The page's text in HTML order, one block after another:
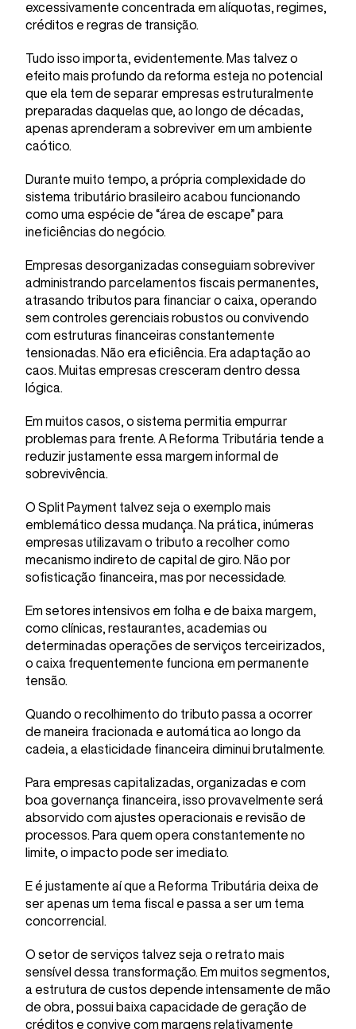
excessivamente concentrada em alíquotas, regimes,
créditos e regras de transição.
Tudo isso importa, evidentemente. Mas talvez o
efeito mais profundo da reforma esteja no potencial
que ela tem de separar empresas estruturalmente
preparadas daquelas que, ao longo de décadas,
apenas aprenderam a sobreviver em um ambiente
caótico.
Durante muito tempo, a própria complexidade do
sistema tributário brasileiro acabou funcionando
como uma espécie de “área de escape” para
ineficiências do negócio.
Empresas desorganizadas conseguiam sobreviver
administrando parcelamentos fiscais permanentes,
atrasando tributos para financiar o caixa, operando
sem controles gerenciais robustos ou convivendo
com estruturas financeiras constantemente
tensionadas. Não era eficiência. Era adaptação ao
caos. Muitas empresas cresceram dentro dessa
lógica.
Em muitos casos, o sistema permitia empurrar
problemas para frente. A Reforma Tributária tende a
reduzir justamente essa margem informal de
sobrevivência.
O Split Payment talvez seja o exemplo mais
emblemático dessa mudança. Na prática, inúmeras
empresas utilizavam o tributo a recolher como
mecanismo indireto de capital de giro. Não por
sofisticação financeira, mas por necessidade.
Em setores intensivos em folha e de baixa margem,
como clínicas, restaurantes, academias ou
determinadas operações de serviços terceirizados,
o caixa frequentemente funciona em permanente
tensão.
Quando o recolhimento do tributo passa a ocorrer
de maneira fracionada e automática ao longo da
cadeia, a elasticidade financeira diminui brutalmente.
Para empresas capitalizadas, organizadas e com
boa governança financeira, isso provavelmente será
absorvido com ajustes operacionais e revisão de
processos. Para quem opera constantemente no
limite, o impacto pode ser imediato.
E é justamente aí que a Reforma Tributária deixa de
ser apenas um tema fiscal e passa a ser um tema
concorrencial.
O setor de serviços talvez seja o retrato mais
sensível dessa transformação. Em muitos segmentos,
a estrutura de custos depende intensamente de mão
de obra, possui baixa capacidade de geração de
créditos e convive com margens relativamente